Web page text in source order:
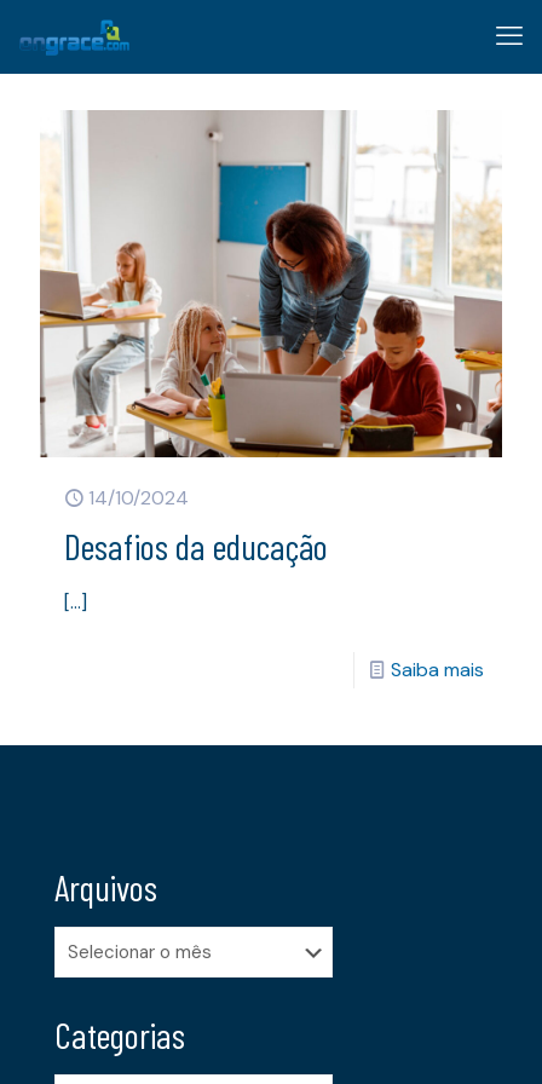
14/10/2024
Desafios da educação
[…]
Saiba mais
Arquivos
Arquivos
Categorias